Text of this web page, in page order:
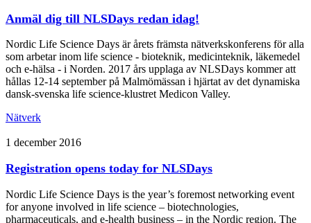
Anmäl dig till NLSDays redan idag!
Nordic Life Science Days är årets främsta nätverkskonferens för alla
som arbetar inom life science - bioteknik, medicinteknik, läkemedel
och e-hälsa - i Norden. 2017 års upplaga av NLSDays kommer att
hållas 12-14 september på Malmömässan i hjärtat av det dynamiska
dansk-svenska life science-klustret Medicon Valley.
Nätverk
1 december 2016
Registration opens today for NLSDays
Nordic Life Science Days is the year’s foremost networking event
for anyone involved in life science – biotechnologies,
pharmaceuticals, and e-health business – in the Nordic region. The